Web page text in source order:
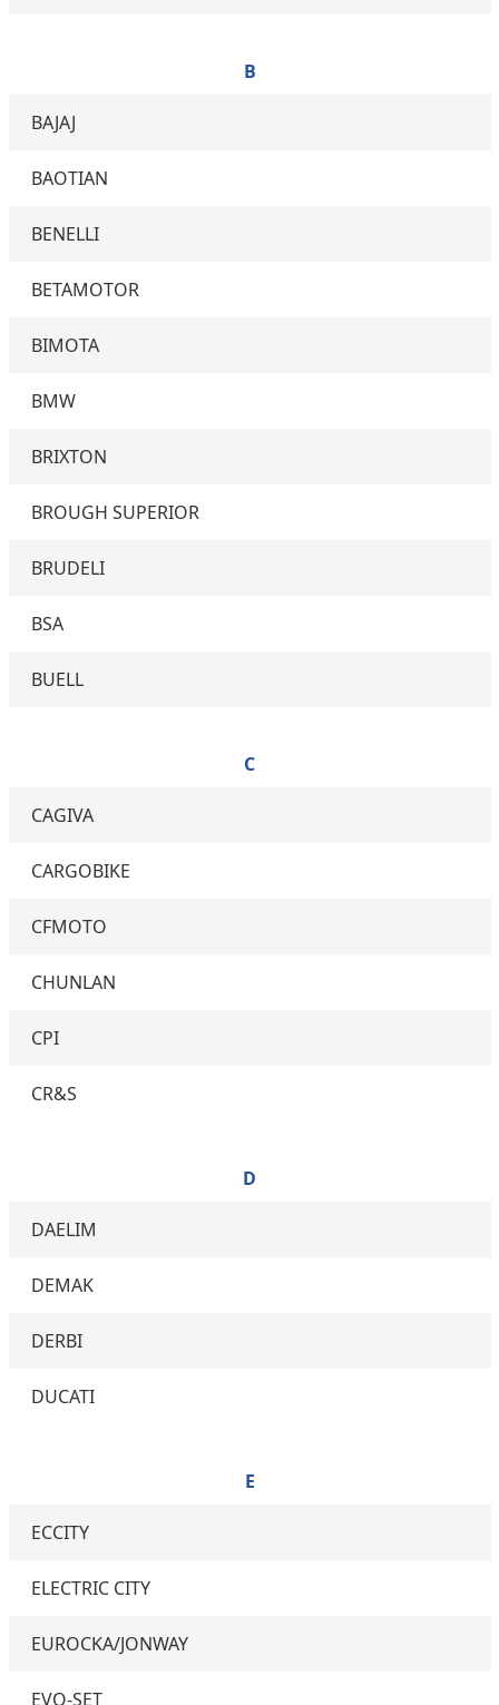
B
BAJAJ
BAOTIAN
BENELLI
BETAMOTOR
BIMOTA
BMW
BRIXTON
BROUGH SUPERIOR
BRUDELI
BSA
BUELL
C
CAGIVA
CARGOBIKE
CFMOTO
CHUNLAN
CPI
CR&S
D
DAELIM
DEMAK
DERBI
DUCATI
E
ECCITY
ELECTRIC CITY
EUROCKA/JONWAY
EVO-SET